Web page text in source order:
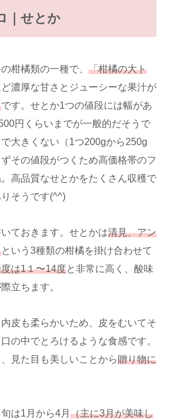
｜せとか
柑橘類の一種で、 「柑橘の大ト
濃厚な甘さとジューシーな果汁が
です。せとか1つの値段には幅があ
円くらいまでが一般的だそうで
大きくない（1つ200gから250g
その値段がつくため高価格帯のフ
高品質なせとかをたくさん収穫で
そうです(^^)
ておきます。せとかは清見、アン
という3種類の柑橘を掛け合わせて
は1１〜14度と非常に高く、酸味
立ちます。
皮も柔らかいため、皮をむいてそ
の中でとろけるような食感です。
見た目も美しいことから贈り物に
は1月から4月 （主に3月が美味し